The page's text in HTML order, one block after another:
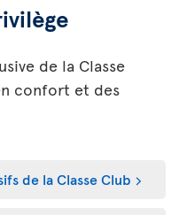
de la Classe
confort et des
de la Classe Club